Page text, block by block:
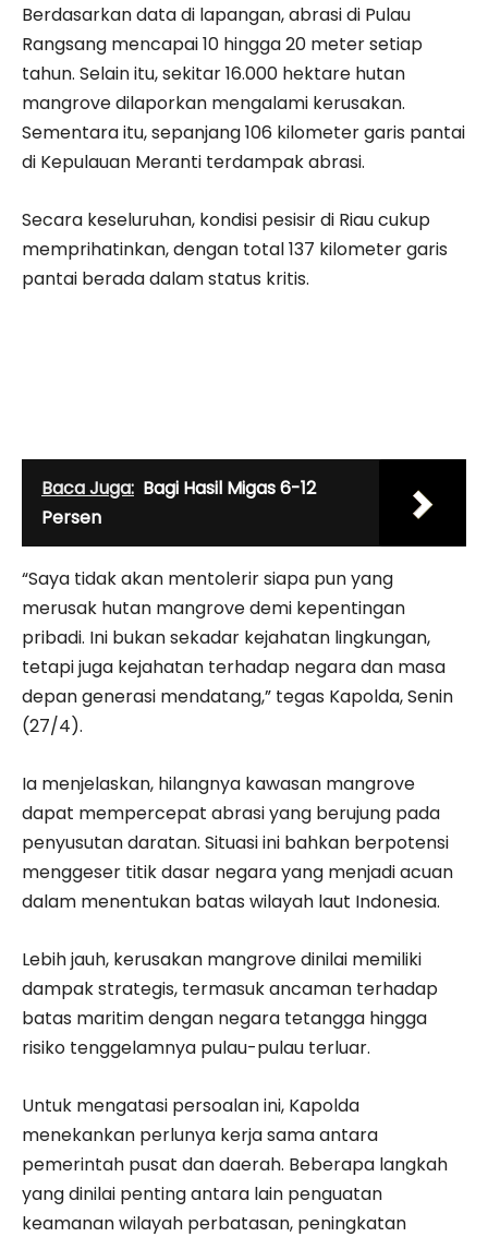
Berdasarkan data di lapangan, abrasi di Pulau
Rangsang mencapai 10 hingga 20 meter setiap
tahun. Selain itu, sekitar 16.000 hektare hutan
mangrove dilaporkan mengalami kerusakan.
Sementara itu, sepanjang 106 kilometer garis pantai
di Kepulauan Meranti terdampak abrasi.
Secara keseluruhan, kondisi pesisir di Riau cukup
memprihatinkan, dengan total 137 kilometer garis
pantai berada dalam status kritis.
Baca Juga: Bagi Hasil Migas 6-12
Persen
“Saya tidak akan mentolerir siapa pun yang
merusak hutan mangrove demi kepentingan
pribadi. Ini bukan sekadar kejahatan lingkungan,
tetapi juga kejahatan terhadap negara dan masa
depan generasi mendatang,” tegas Kapolda, Senin
(27/4).
Ia menjelaskan, hilangnya kawasan mangrove
dapat mempercepat abrasi yang berujung pada
penyusutan daratan. Situasi ini bahkan berpotensi
menggeser titik dasar negara yang menjadi acuan
dalam menentukan batas wilayah laut Indonesia.
Lebih jauh, kerusakan mangrove dinilai memiliki
dampak strategis, termasuk ancaman terhadap
batas maritim dengan negara tetangga hingga
risiko tenggelamnya pulau-pulau terluar.
Untuk mengatasi persoalan ini, Kapolda
menekankan perlunya kerja sama antara
pemerintah pusat dan daerah. Beberapa langkah
yang dinilai penting antara lain penguatan
keamanan wilayah perbatasan, peningkatan